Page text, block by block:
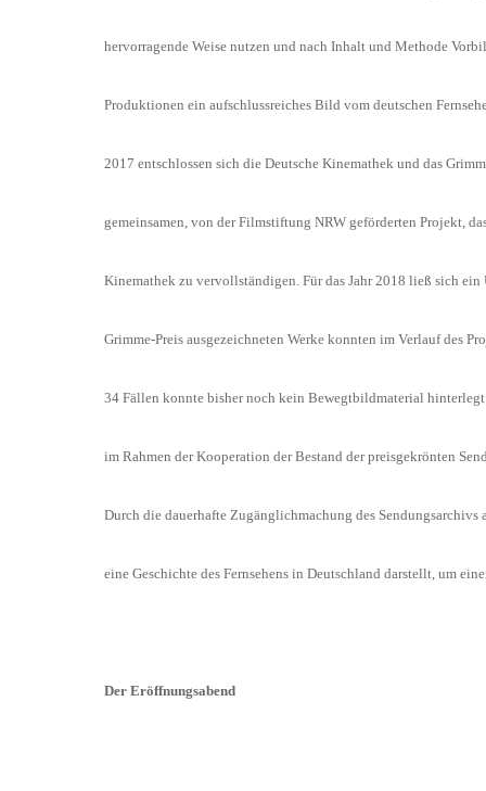
hervorragende Weise nutzen und nach Inhalt und Methode
Produktionen ein aufschlussreiches Bild vom deutschen
2017 entschlossen sich die Deutsche Kinemathek und das
gemeinsamen, von der Filmstiftung NRW geförderten Projekt,
Kinemathek zu vervollständigen. Für das Jahr 2018 ließ sich
Grimme-Preis ausgezeichneten Werke konnten im Verlauf des
34 Fällen konnte bisher noch kein Bewegtbildmaterial
im Rahmen der Kooperation der Bestand der preisgekrönten
Durch die dauerhafte Zugänglichmachung des
eine Geschichte des Fernsehens in Deutschland darstellt, um
Der Eröffnungsabend